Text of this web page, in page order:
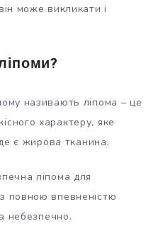
може викликати і
називають ліпома – це
характеру, яке
де є жирова тканина.
ліпома для
повною впевненістю
небезпечно.